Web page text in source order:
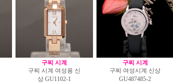
구찌 시계
구찌 시계 여성용 신
상 GU1102-1
구찌 시계
구찌 여성시계 신상
GU487485-2